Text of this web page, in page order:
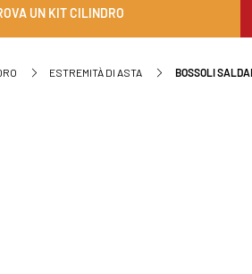
UN KIT CILINDRO
ESTREMITÀ DI ASTA BOSSOLI